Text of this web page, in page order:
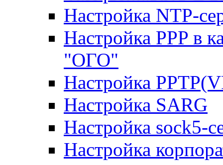
Настройка NTP-
Настройка PPP в
"ОГО"
Настройка
Настройка SARG
Настройка sock5-
Настройка